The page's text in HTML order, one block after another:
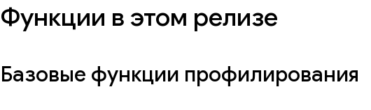
Функции в этом релизе
Базовые функции профилирования